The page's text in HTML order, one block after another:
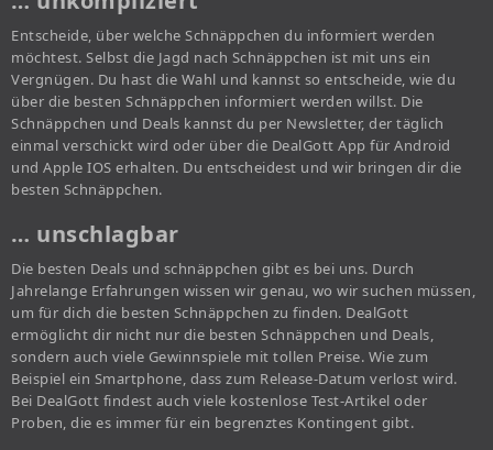
Entscheide, über welche Schnäppchen du informiert werden
möchtest. Selbst die Jagd nach Schnäppchen ist mit uns ein
Vergnügen. Du hast die Wahl und kannst so entscheide, wie du
über die besten Schnäppchen informiert werden willst. Die
Schnäppchen und Deals kannst du per Newsletter, der täglich
einmal verschickt wird oder über die DealGott App für Android
und Apple IOS erhalten. Du entscheidest und wir bringen dir die
besten Schnäppchen.
… unschlagbar
Die besten Deals und schnäppchen gibt es bei uns. Durch
Jahrelange Erfahrungen wissen wir genau, wo wir suchen müssen,
um für dich die besten Schnäppchen zu finden. DealGott
ermöglicht dir nicht nur die besten Schnäppchen und Deals,
sondern auch viele Gewinnspiele mit tollen Preise. Wie zum
Beispiel ein Smartphone, dass zum Release-Datum verlost wird.
Bei DealGott findest auch viele kostenlose Test-Artikel oder
Proben, die es immer für ein begrenztes Kontingent gibt.